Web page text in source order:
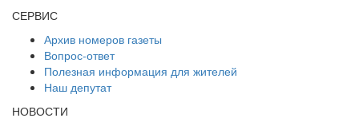
СЕРВИС
Архив номеров газеты
Вопрос-ответ
Полезная информация для жителей
Наш депутат
НОВОСТИ